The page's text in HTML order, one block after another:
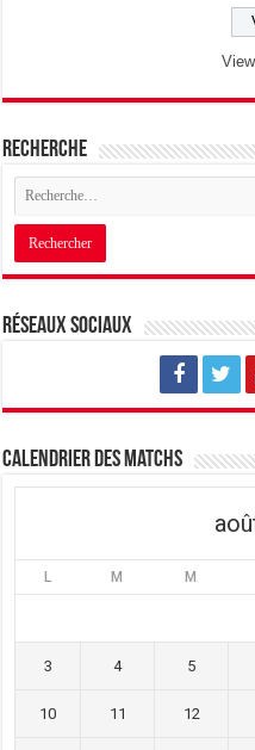
Recherche
Réseaux sociaux
Calendrier des matchs
L M M
3 4 5
10 11 12